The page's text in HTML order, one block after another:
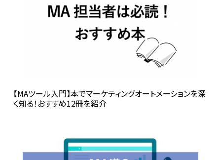
【MAツール入門】本でマーケティングオートメーションを深
く知る！おすすめ12冊を紹介